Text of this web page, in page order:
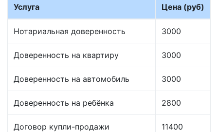
Услуга Цена (руб)
Нотариальная доверенность 3000
Доверенность на квартиру 3000
Доверенность на автомобиль 3000
Доверенность на ребёнка 2800
Договор купли-продажи 11400